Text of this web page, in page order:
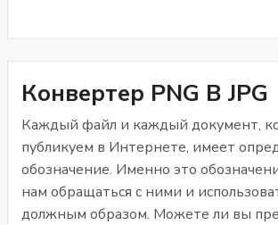
Конвертер PNG В JPG
Каждый файл и каждый документ,
публикуем в Интернете, имеет
обозначение. Именно это
нам обращаться с ними и
должным образом. Можете ли вы